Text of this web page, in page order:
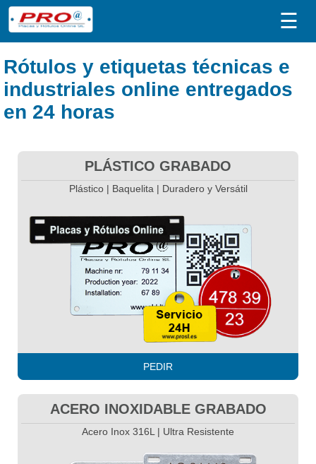
☰
Rótulos y etiquetas técnicas e
industriales online entregados
en 24 horas
PLÁSTICO GRABADO
Plástico | Baquelita | Duradero y Versátil
PEDIR
ACERO INOXIDABLE GRABADO
Acero Inox 316L | Ultra Resistente